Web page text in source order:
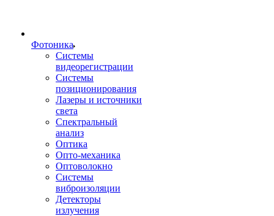
Фотоника
Cистемы
видеорегистрации
Системы
позиционирования
Лазеры и источники
света
Спектральный
анализ
Оптика
Опто-механика
Оптоволокно
Системы
виброизоляции
Детекторы
излучения